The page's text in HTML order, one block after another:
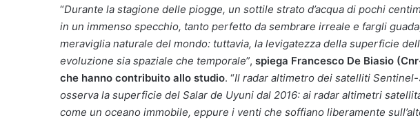
“Durante la stagione delle piogge, un sottile strato d’acqua di pochi
in un immenso specchio, tanto perfetto da sembrare irreale e fargli
meraviglia naturale del mondo: tuttavia, la levigatezza della superficie
evoluzione sia spaziale che temporale”, spiega Francesco De Biasio
che hanno contribuito allo studio. “Il radar altimetro dei satelliti
osserva la superficie del Salar de Uyuni dal 2016: ai radar altimetri
come un oceano immobile, eppure i venti che soffiano liberamente